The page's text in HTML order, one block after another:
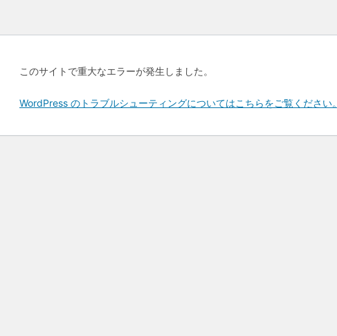
このサイトで重大なエラーが発生しました。
WordPress のトラブルシューティングについてはこちらをご覧ください。